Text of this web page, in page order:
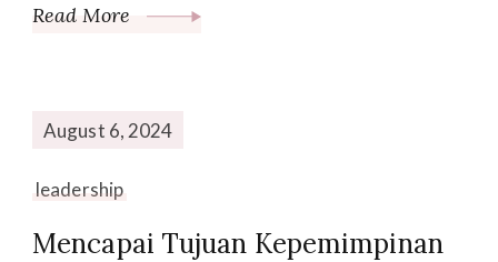
Read More
August 6, 2024
leadership
Mencapai Tujuan Kepemimpinan